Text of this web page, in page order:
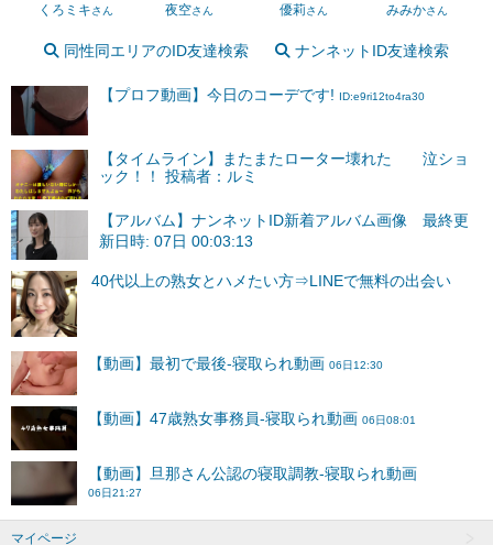
くろミキさん 夜空さん 優莉さん みみかさん
同性同エリアのID友達検索 ナンネットID友達検索
【プロフ動画】今日のコーデです! ID:e9ri12to4ra30
【タイムライン】またまたローター壊れた 泣ショ
ック！！ 投稿者：ルミ
【アルバム】ナンネットID新着アルバム画像 最終更
新日時: 07日 00:03:13
マイページ